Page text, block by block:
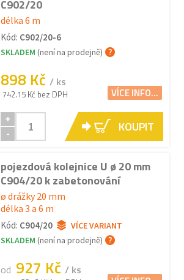
C902/20
délka 6 m
Kód: C902/20-6
SKLADEM (není na prodejně)
898 Kč / ks
742.15 Kč bez DPH VÍCE INFO...
+
-
KOUPIT
pojezdová kolejnice U ø 20 mm
C904/20 k zabetonování
ø drážky 20 mm
délka 3 a 6 m
Kód: C904/20
VÍCE VARIANT
SKLADEM (není na prodejně)
od 927 Kč / ks